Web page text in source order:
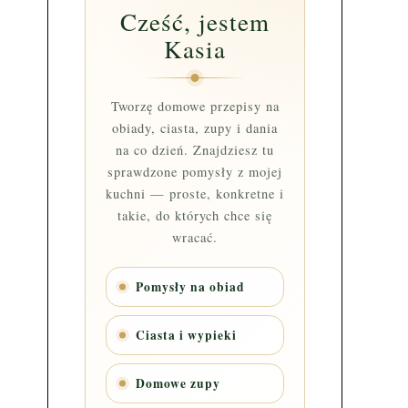
Cześć, jestem
Kasia
Tworzę domowe przepisy na
obiady, ciasta, zupy i dania
na co dzień. Znajdziesz tu
sprawdzone pomysły z mojej
kuchni — proste, konkretne i
takie, do których chce się
wracać.
Pomysły na obiad
Ciasta i wypieki
Domowe zupy